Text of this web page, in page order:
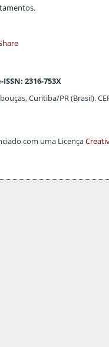
2316-753X
Curitiba/PR (Brasil).
com uma Licença